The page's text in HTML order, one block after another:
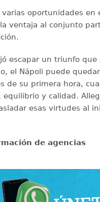
varias oportunidades en
ventaja al conjunto
escapar un triunfo que
el Nápoli puede
de su primera hora,
equilibrio y calidad.
esas virtudes al
de agencias